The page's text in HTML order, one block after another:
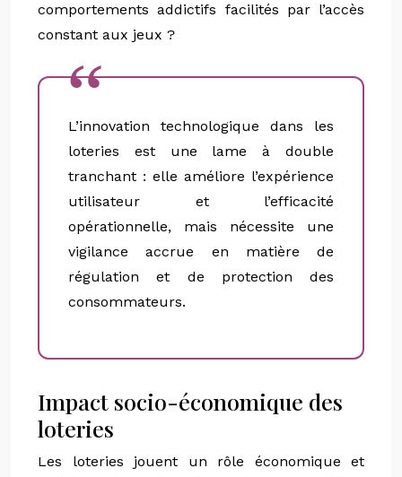
comportements addictifs facilités par l’accès
constant aux jeux ?
L’innovation technologique dans les
loteries est une lame à double
tranchant : elle améliore l’expérience
utilisateur et l’efficacité
opérationnelle, mais nécessite une
vigilance accrue en matière de
régulation et de protection des
consommateurs.
Impact socio-économique des
loteries
Les loteries jouent un rôle économique et